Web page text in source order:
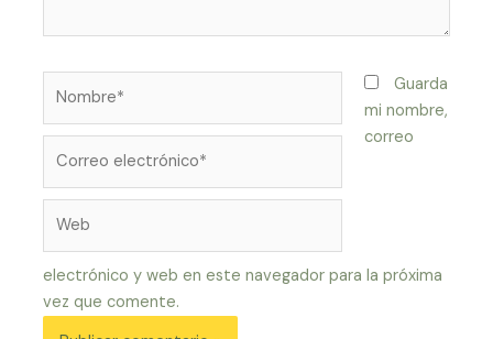
electrónico*
Guarda
mi nombre,
correo
electrónico y web en este navegador para la próxima
vez que comente.